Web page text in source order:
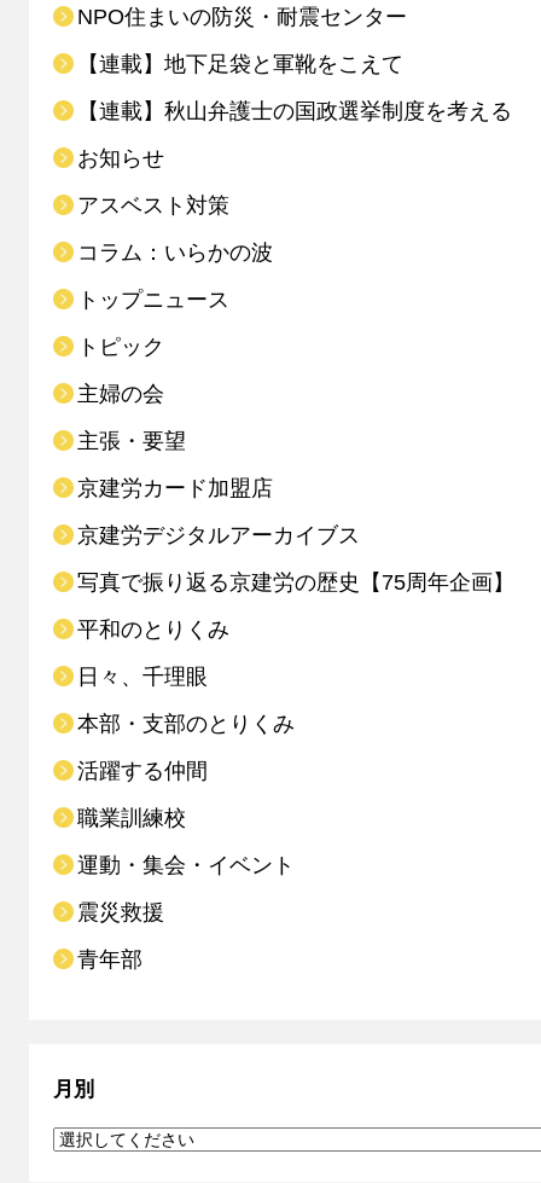
NPO住まいの防災・耐震センター
【連載】地下足袋と軍靴をこえて
【連載】秋山弁護士の国政選挙制度を考える
お知らせ
アスベスト対策
コラム：いらかの波
トップニュース
トピック
主婦の会
主張・要望
京建労カード加盟店
京建労デジタルアーカイブス
写真で振り返る京建労の歴史【75周年企画】
平和のとりくみ
日々、千理眼
本部・支部のとりくみ
活躍する仲間
職業訓練校
運動・集会・イベント
震災救援
青年部
月別